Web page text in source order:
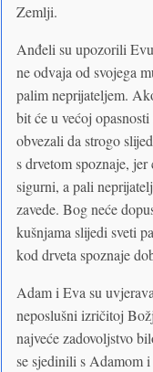
Zemlji.
Anđeli su upozorili
ne odvaja od svojega
palim neprijateljem.
bit će u većoj
obvezali da strogo
s drvetom spoznaje,
sigurni, a pali
zavede. Bog neće
kušnjama slijedi sveti
kod drveta spoznaje
Adam i Eva su
neposlušni izričitoj
najveće zadovoljstvo
se sjedinili s Adamom